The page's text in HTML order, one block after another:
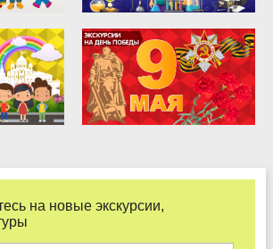
на новые экскурсии,